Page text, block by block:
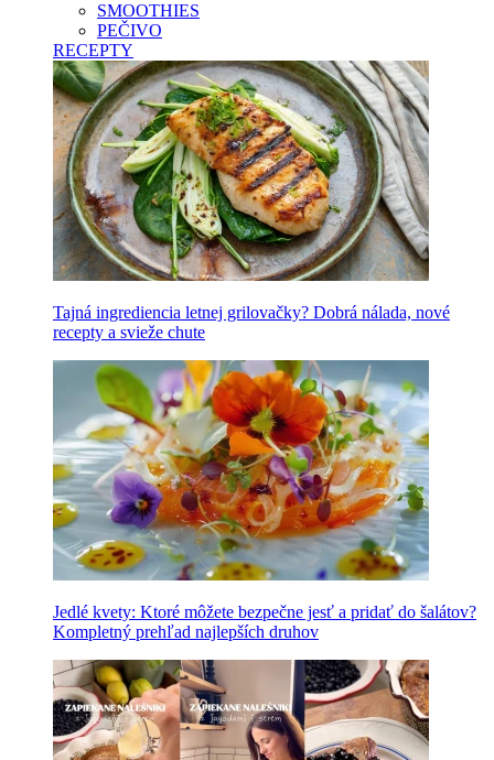
SMOOTHIES
PEČIVO
RECEPTY
Tajná ingrediencia letnej grilovačky? Dobrá nálada, nové
recepty a svieže chute
Jedlé kvety: Ktoré môžete bezpečne jesť a pridať do šalátov?
Kompletný prehľad najlepších druhov